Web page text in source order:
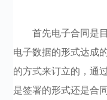
首先电子合同是
电子数据的形式达成
的方式来订立的，通
是签署的形式还是合